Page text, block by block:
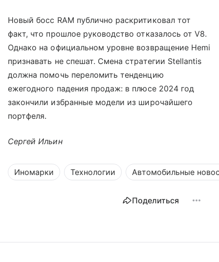
Новый босс RAM публично раскритиковал тот
факт, что прошлое руководство отказалось от V8.
Однако на официальном уровне возвращение Hemi
признавать не спешат. Смена стратегии Stellantis
должна помочь переломить тенденцию
ежегодного падения продаж: в плюсе 2024 год
закончили избранные модели из широчайшего
портфеля.
Сергей Ильин
Иномарки Технологии Автомобильные
Поделиться